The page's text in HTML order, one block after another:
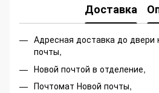
Доставка
Адресная доставка до двери
почты,
Новой почтой в отделение,
Почтомат Новой почты,